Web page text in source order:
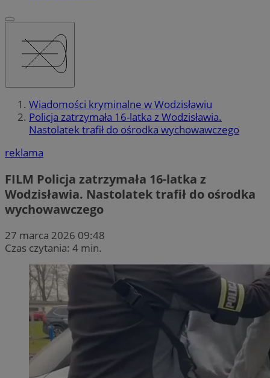
Wiadomości kryminalne w Wodzisławiu
Policja zatrzymała 16-latka z Wodzisławia.
Nastolatek trafił do ośrodka wychowawczego
reklama
FILM Policja zatrzymała 16-latka z
Wodzisławia. Nastolatek trafił do ośrodka
wychowawczego
27 marca 2026 09:48
Czas czytania: 4 min.